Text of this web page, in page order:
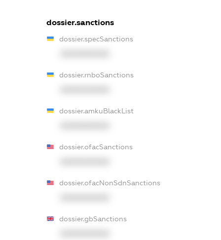
dossier.sanctions
dossier.specSanctions
dossier.rnboSanctions
dossier.amkuBlackList
dossier.ofacSanctions
dossier.ofacNonSdnSanctions
dossier.gbSanctions